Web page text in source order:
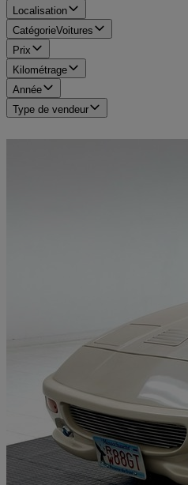
Localisation
CatégorieVoitures
Prix
Kilométrage
Année
Type de vendeur